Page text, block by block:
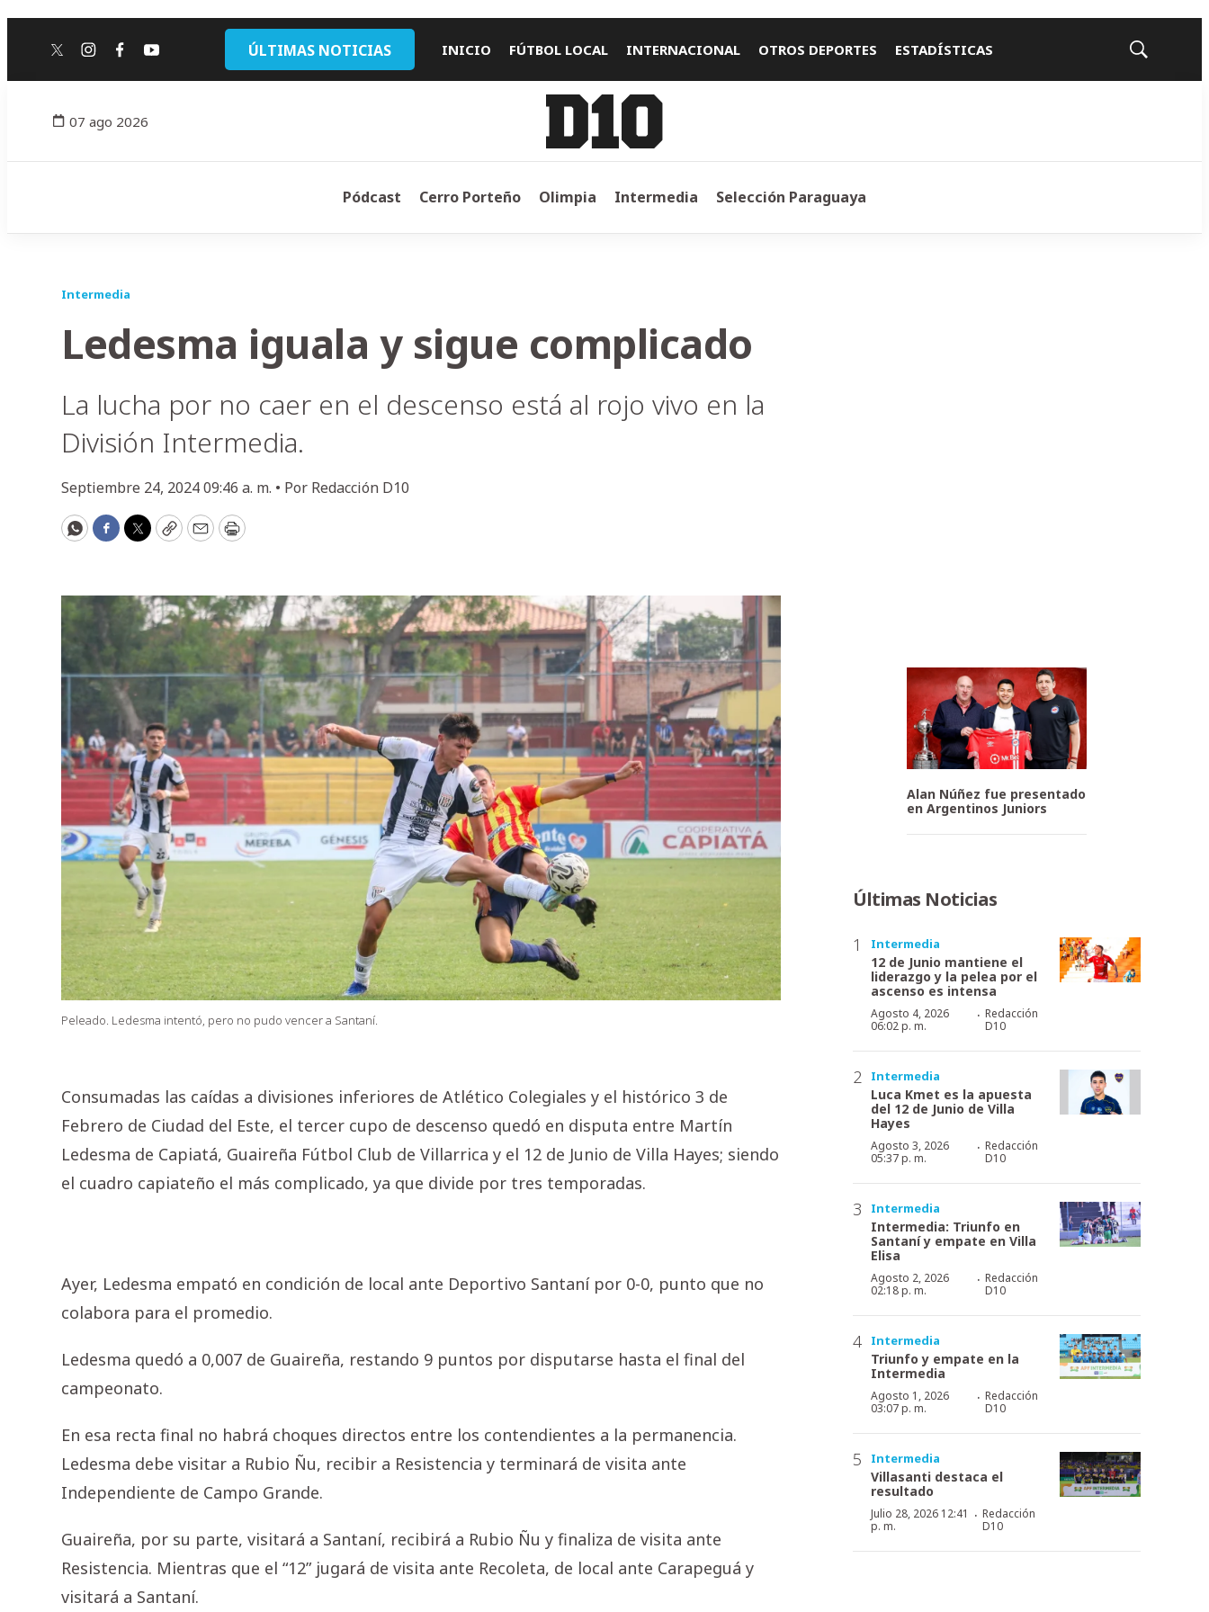
twitterinstagram
facebook
youtube ÚLTIMAS NOTICIAS INICIO FÚTBOL LOCAL INTERNACIONAL OTROS DEPORTES ESTADÍSTICAS
Mostrar
07 ago 2026
Pódcast Cerro Porteño Olimpia Intermedia Selección Paraguaya
Intermedia
Ledesma iguala y sigue complicado
La lucha por no caer en el descenso está al rojo vivo en la
División Intermedia.
Septiembre 24, 2024 09:46 a. m. • Por Redacción D10
WhatsApp
Facebook
Twitter
CopyEmailPrint
Peleado. Ledesma intentó, pero no pudo vencer a Santaní.
Consumadas las caídas a divisiones inferiores de Atlético Colegiales y el histórico 3 de
Febrero de Ciudad del Este, el tercer cupo de descenso quedó en disputa entre Martín
Ledesma de Capiatá, Guaireña Fútbol Club de Villarrica y el 12 de Junio de Villa Hayes; siendo
el cuadro capiateño el más complicado, ya que divide por tres temporadas.
Ayer, Ledesma empató en condición de local ante Deportivo Santaní por 0-0, punto que no
colabora para el promedio.
Ledesma quedó a 0,007 de Guaireña, restando 9 puntos por disputarse hasta el final del
campeonato.
En esa recta final no habrá choques directos entre los contendientes a la permanencia.
Ledesma debe visitar a Rubio Ñu, recibir a Resistencia y terminará de visita ante
Independiente de Campo Grande.
Guaireña, por su parte, visitará a Santaní, recibirá a Rubio Ñu y finaliza de visita ante
Resistencia. Mientras que el “12” jugará de visita ante Recoleta, de local ante Carapeguá y
visitará a Santaní.
Alan Núñez fue presentado
en Argentinos Juniors
Últimas Noticias
Intermedia
12 de Junio mantiene el
liderazgo y la pelea por el
ascenso es intensa
Agosto 4, 2026
06:02 p. m.
· Redacción
D10
Intermedia
Luca Kmet es la apuesta
del 12 de Junio de Villa
Hayes
Agosto 3, 2026
05:37 p. m.
· Redacción
D10
Intermedia
Intermedia: Triunfo en
Santaní y empate en Villa
Elisa
Agosto 2, 2026
02:18 p. m.
· Redacción
D10
Intermedia
Triunfo y empate en la
Intermedia
Agosto 1, 2026
03:07 p. m.
· Redacción
D10
Intermedia
Villasanti destaca el
resultado
Julio 28, 2026 12:41
p. m.
· Redacción
D10